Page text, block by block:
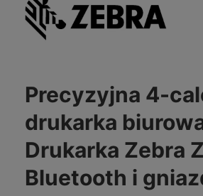
Precyzyjna 4-
drukarka
Drukarka Zebra
Bluetooth i